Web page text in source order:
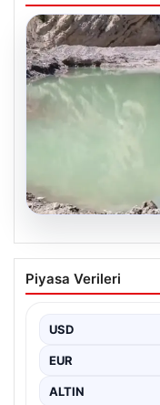
06.08.2026
12 yaşındaki
gölette
Oluşan Gölette
ilçesinde…
Piyasa Verileri
USD
EUR
ALTIN